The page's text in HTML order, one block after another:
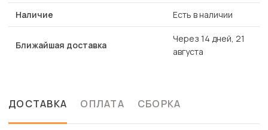
Наличие Есть в наличии
Ближайшая доставка
Через 14 дней, 21
августа
ДОСТАВКА ОПЛАТА СБОРКА